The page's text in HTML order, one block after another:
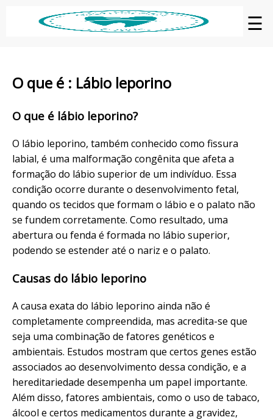
☰
O que é : Lábio leporino
O que é lábio leporino?
O lábio leporino, também conhecido como fissura
labial, é uma malformação congênita que afeta a
formação do lábio superior de um indivíduo. Essa
condição ocorre durante o desenvolvimento fetal,
quando os tecidos que formam o lábio e o palato não
se fundem corretamente. Como resultado, uma
abertura ou fenda é formada no lábio superior,
podendo se estender até o nariz e o palato.
Causas do lábio leporino
A causa exata do lábio leporino ainda não é
completamente compreendida, mas acredita-se que
seja uma combinação de fatores genéticos e
ambientais. Estudos mostram que certos genes estão
associados ao desenvolvimento dessa condição, e a
hereditariedade desempenha um papel importante.
Além disso, fatores ambientais, como o uso de tabaco,
álcool e certos medicamentos durante a gravidez,